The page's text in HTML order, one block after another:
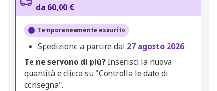
da 60,00 €
Temporaneamente esaurito
Spedizione a partire dal 27 agosto 2026
Te ne servono di più? Inserisci la nuova
quantità e clicca su "Controlla le date di
consegna".